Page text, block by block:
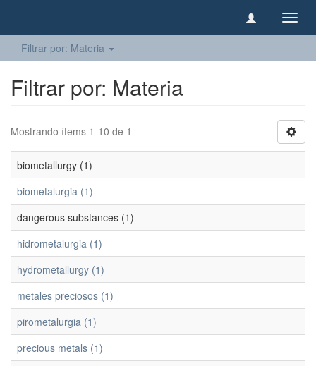
Filtrar por: Materia
Filtrar por: Materia
Mostrando ítems 1-10 de 1
biometallurgy (1)
biometalurgia (1)
dangerous substances (1)
hidrometalurgia (1)
hydrometallurgy (1)
metales preciosos (1)
pirometalurgia (1)
precious metals (1)